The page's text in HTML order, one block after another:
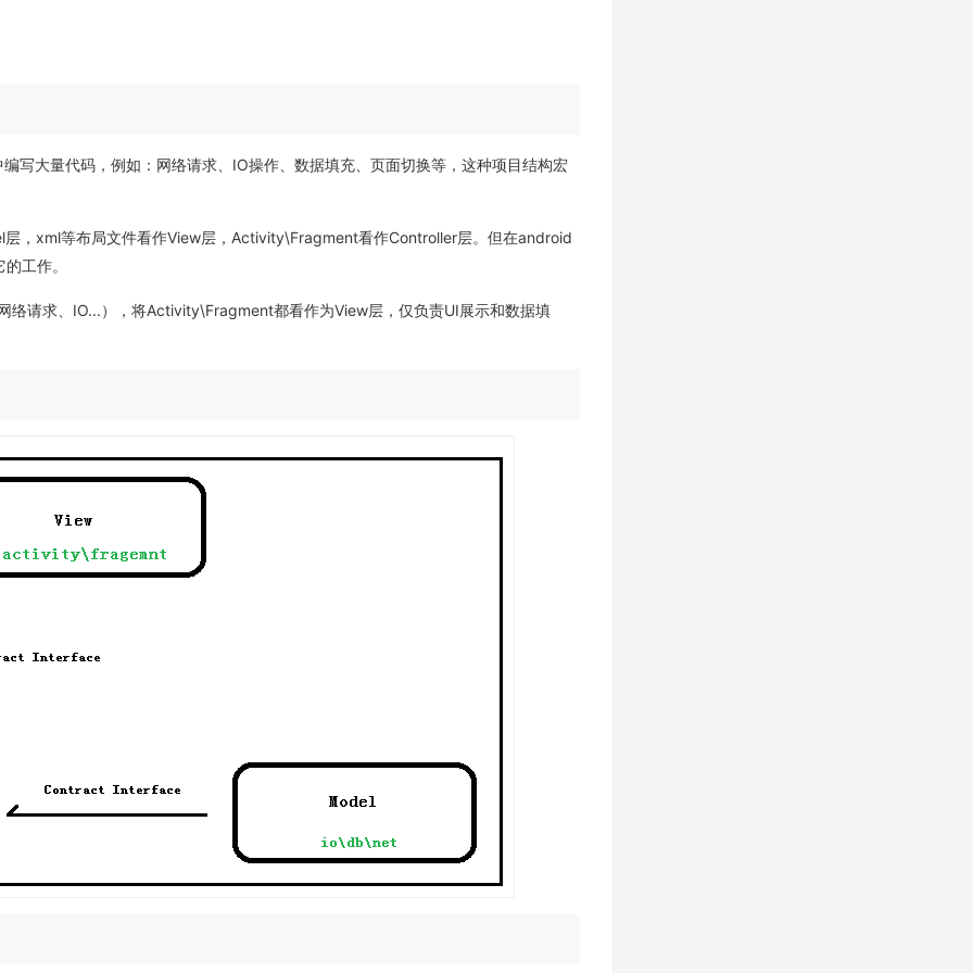
大量代码，例如：网络请求、IO操作、数据填充、页面切换等，这种项目结构宏
，xml等布局文件看作View层，Activity\Fragment看作Controller层。但在android
工作。
络请求、IO...），将Activity\Fragment都看作为View层，仅负责UI展示和数据填